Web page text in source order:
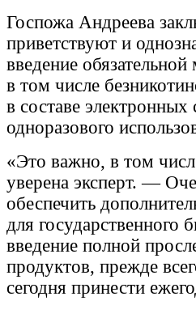
Госпожа Андреева
приветствуют и
введение
в том числе
в составе электронных
одноразового
«Это важно, в том
уверена эксперт. —
обеспечить
для
введение полной
продуктов, прежде
сегодня принести